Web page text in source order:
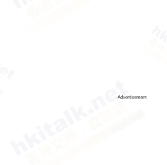
Advertisement